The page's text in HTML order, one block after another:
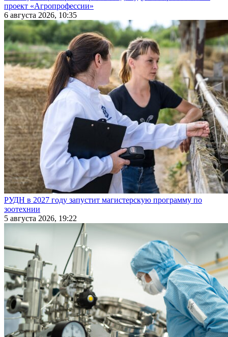
проект «Агропрофессии»
6 августа 2026, 10:35
РУДН в 2027 году запустит магистерскую программу по
зоотехнии
5 августа 2026, 19:22